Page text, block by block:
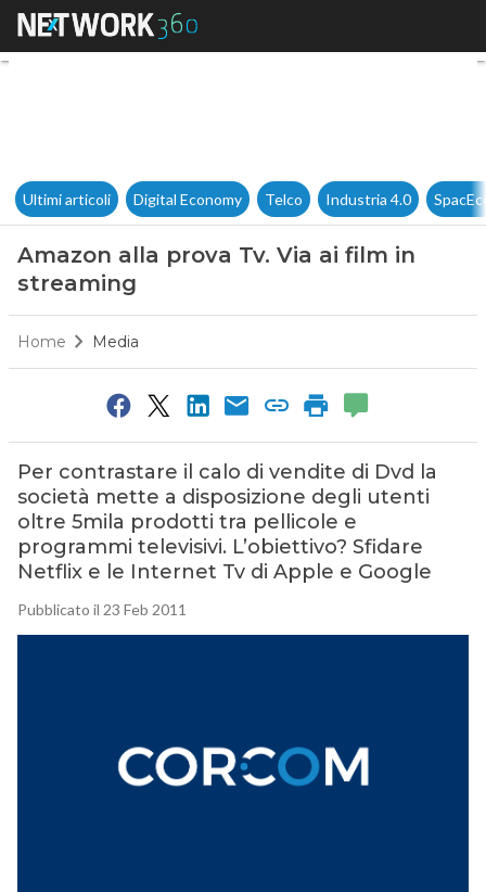
Amazon alla prova Tv. Via ai
Ultimi articoli Digital Economy Telco Industria 4.0
Amazon alla prova Tv. Via ai film in
streaming
Home Media
Per contrastare il calo di vendite di Dvd la
società mette a disposizione degli utenti
oltre 5mila prodotti tra pellicole e
programmi televisivi. L’obiettivo? Sfidare
Netflix e le Internet Tv di Apple e Google
Pubblicato il 23 Feb 2011